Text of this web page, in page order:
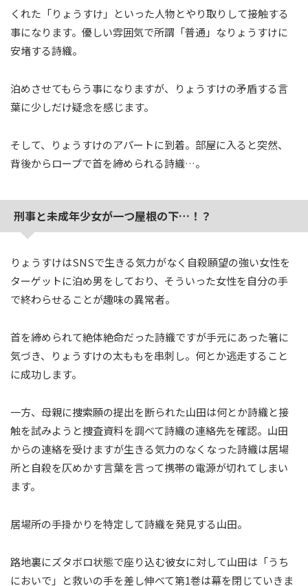
くれた「りょうすけ」といった人物とやり取りして接触する
事になります。優しい雰囲気で所謂「普通」なりょうすけに
安堵する詩織。
泊めさせてもらう事になりますが、りょうすけの矛盾する言
葉に少しだけ疑念を感じます。
そして、りょうすけのアパートに到着。部屋に入ると突然、
背後からロープで首を締められる詩織…。
刑事と未成年少女が一つ屋根の下…！？
りょうすけはSNSで生きる気力がなく自殺願望の強い女性を
ターゲットに泊め男をしており、そういった女性を自分の手
で終わらせることが趣味の異常者。
首を締められて絶体絶命だった詩織ですが手元にあった箸に
気づき、りょうすけの太ももを串刺し。何とか逃走すること
に成功します。
一方、母親に捜索願の提出を断られた山田は何とか詩織と接
触を試みようと捜査資料を調べて詩織の連絡先を確認。山田
からの連絡を受けますが生きる気力のなくなった詩織は居場
所と自殺を仄めかす言葉を言って携帯の電源が切れてしまい
ます。
居場所の手掛かりを特定して詩織を発見する山田。
路地裏にズタボロ状態で座り込む彼女に対して山田は「うち
においで」と救いの手を差し伸べて第1巻は幕を閉じていきま